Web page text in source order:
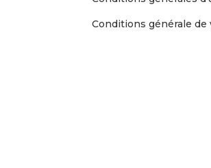
Conditions générale de